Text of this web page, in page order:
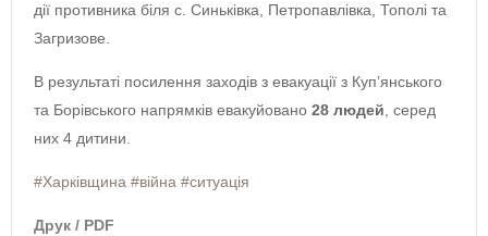
дії противника біля с. Синьківка, Петропавлівка, Тополі та
Загризове.
В результаті посилення заходів з евакуації з Купʼянського
та Борівського напрямків евакуйовано 28 людей, серед
них 4 дитини.
#Харківщина #війна #ситуація
Друк / PDF